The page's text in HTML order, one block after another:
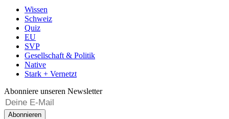
Wissen
Schweiz
Quiz
EU
SVP
Gesellschaft & Politik
Native
Stark + Vernetzt
Abonniere unseren Newsletter
Abonnieren